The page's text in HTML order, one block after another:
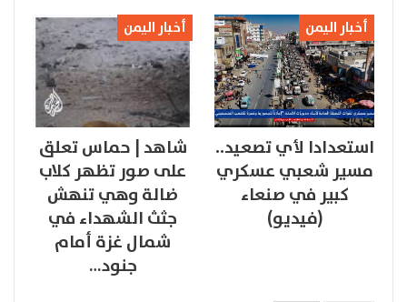
أخبار اليمن
استعدادا لأي تصعيد..
مسير شعبي عسكري
كبير في صنعاء
(فيديو)
أخبار اليمن
شاهد | حماس تعلق
على صور تظهر كلاب
ضالة وهي تنهش
جثث الشهداء في
شمال غزة أمام
جنود…